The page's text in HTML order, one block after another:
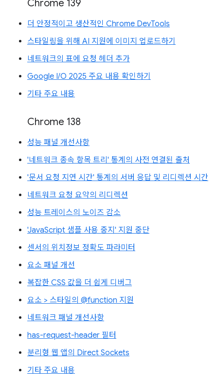
Chrome 139
더 안정적이고 생산적인 Chrome DevTools
스타일링을 위해 AI 지원에 이미지 업로드하기
네트워크의 표에 요청 헤더 추가
Google I/O 2025 주요 내용 확인하기
기타 주요 내용
Chrome 138
성능 패널 개선사항
'네트워크 종속 항목 트리' 통계의 사전 연결된 출처
'문서 요청 지연 시간' 통계의 서버 응답 및 리디렉션 시간
네트워크 요청 요약의 리디렉션
성능 트레이스의 노이즈 감소
'JavaScript 샘플 사용 중지' 지원 중단
센서의 위치정보 정확도 파라미터
요소 패널 개선
복잡한 CSS 값을 더 쉽게 디버그
요소 > 스타일의 @function 지원
네트워크 패널 개선사항
has-request-header 필터
분리형 웹 앱의 Direct Sockets
기타 주요 내용